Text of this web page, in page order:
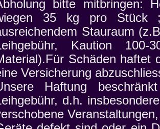
bitte mitbringen:
35 kg pro Stück
Stauraum
Kaution
Schäden haftet
Versicherung
Haftung
d.h.